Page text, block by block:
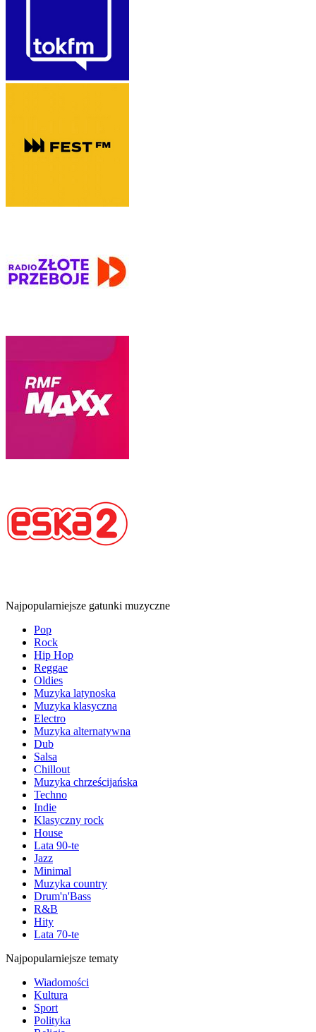
Najpopularniejsze gatunki muzyczne
Pop
Rock
Hip Hop
Reggae
Oldies
Muzyka latynoska
Muzyka klasyczna
Electro
Muzyka alternatywna
Dub
Salsa
Chillout
Muzyka chrześcijańska
Techno
Indie
Klasyczny rock
House
Lata 90-te
Jazz
Minimal
Muzyka country
Drum'n'Bass
R&B
Hity
Lata 70-te
Najpopularniejsze tematy
Wiadomości
Kultura
Sport
Polityka